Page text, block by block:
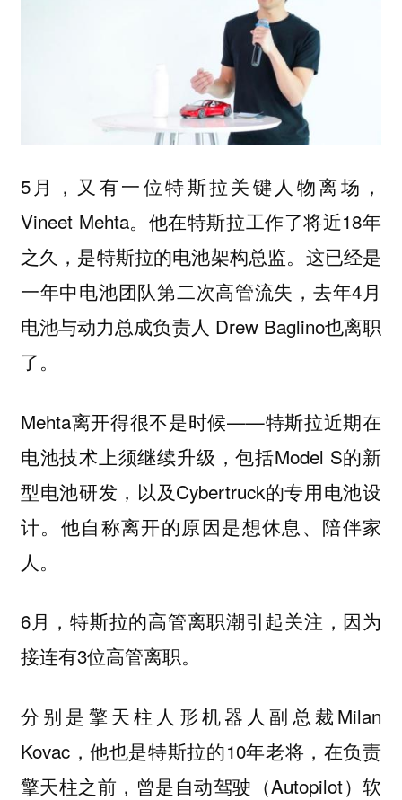
5月，又有一位特斯拉关键人物离场，
Vineet Mehta。他在特斯拉工作了将近18年
之久，是特斯拉的电池架构总监。这已经是
一年中电池团队第二次高管流失，去年4月
电池与动力总成负责人 Drew Baglino也离职
了。
Mehta离开得很不是时候——特斯拉近期在
电池技术上须继续升级，包括Model S的新
型电池研发，以及Cybertruck的专用电池设
计。他自称离开的原因是想休息、陪伴家
人。
6月，特斯拉的高管离职潮引起关注，因为
接连有3位高管离职。
分别是擎天柱人形机器人副总裁Milan
Kovac，他也是特斯拉的10年老将，在负责
擎天柱之前，曾是自动驾驶（Autopilot）软